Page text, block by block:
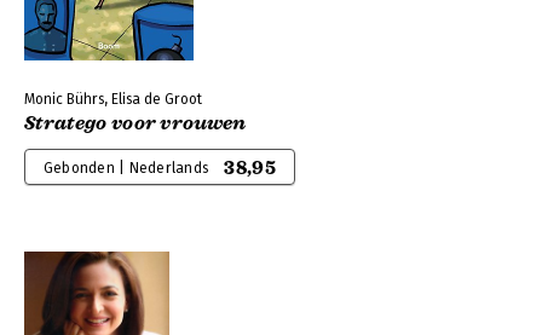
Monic Bührs, Elisa de Groot
Stratego voor vrouwen
Gebonden | Nederlands 38,95